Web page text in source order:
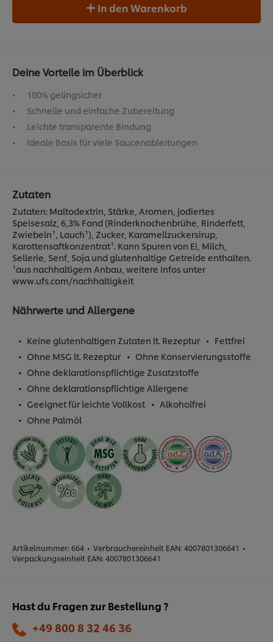
In den Warenkorb
Deine Vorteile im Überblick
100% gelingsicher
Schnelle und einfache Zubereitung
Leichte transparente Bindung
Ideale Basis für viele Saucenableitungen
Zutaten
Zutaten: Maltodextrin, Stärke, Aromen, jodiertes
Speisesalz, 6,3% Fond (Rinderknochenbrühe, Rinderfett,
Zwiebeln¹, Lauch¹), Zucker, Karamellzuckersirup,
Karottensaftkonzentrat¹. Kann Spuren von Ei, Milch,
Sellerie, Senf, Soja und glutenhaltige Getreide enthalten.
¹aus nachhaltigem Anbau, weitere Infos unter
www.ufs.com/nachhaltigkeit
Nährwerte und Allergene
Keine glutenhaltigen Zutaten lt. Rezeptur
Fettfrei
Ohne MSG lt. Rezeptur
Ohne Konservierungsstoffe
Ohne deklarationspflichtige Zusatzstoffe
Ohne deklarationspflichtige Allergene
Geeignet für leichte Vollkost
Alkoholfrei
Ohne Palmöl
Artikelnummer: 664 • Verbrauchereinheit EAN: 4007801306641 •
Verpackungseinheit EAN: 4007801306641
Hast du Fragen zur Bestellung ?
+49 800 8 32 46 36